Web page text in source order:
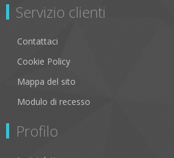
Servizio clienti
Contattaci
Cookie Policy
Mappa del sito
Modulo di recesso
Profilo